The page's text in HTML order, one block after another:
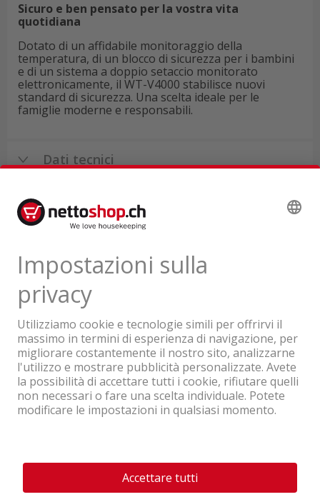
Sicuro e ben pensato per la vostra vita
quotidiana
Dotato di un affidabile monitoraggio della
temperatura, di un blocco di sicurezza per i bambini
e di un sistema a doppio setaccio monitorato
elettronicamente, il WT-V4000 stabilisce nuovi
standard di sicurezza. Una scelta ideale per le
famiglie moderne e responsabili.
Dati tecnici
Un'azienda del Gruppo Coop